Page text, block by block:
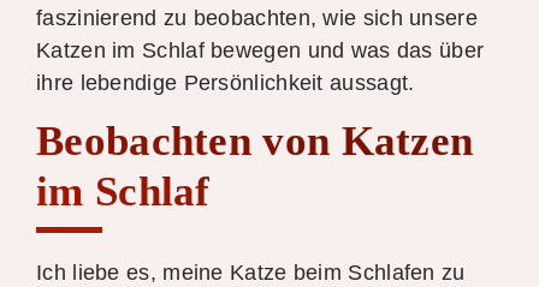
faszinierend zu beobachten, wie sich unsere
Katzen im Schlaf bewegen und was das über
ihre lebendige Persönlichkeit aussagt.
Beobachten von Katzen
im Schlaf
Ich liebe es, meine Katze beim Schlafen zu